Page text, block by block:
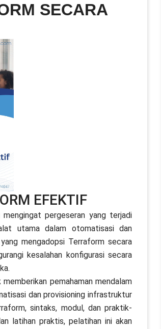
SECARA
EFEKTIF
pergeseran yang terjadi
utama dalam otomatisasi dan
mengadopsi Terraform secara
kesalahan konfigurasi secara
pemahaman mendalam
dan provisioning infrastruktur
sintaks, modul, dan praktik-
latihan praktis, pelatihan ini akan